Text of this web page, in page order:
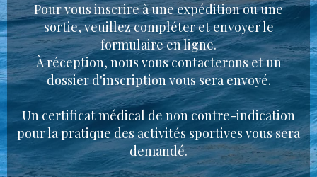
Pour vous inscrire à une expédition ou une
sortie, veuillez compléter et envoyer le
formulaire en ligne.
À réception, nous vous contacterons et un
dossier d'inscription vous sera envoyé.
Un certificat médical de non contre-indication
pour la pratique des activités sportives vous sera
demandé.